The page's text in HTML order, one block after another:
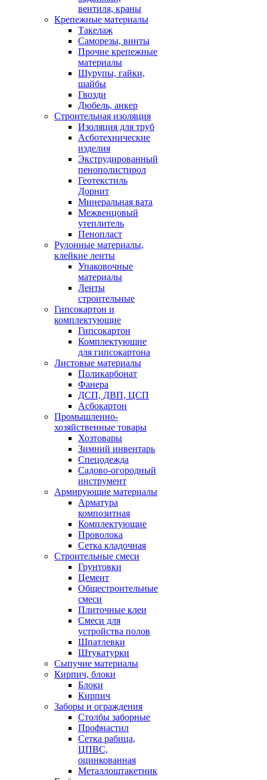
вентиля, краны
Крепежные материалы
Такелаж
Саморезы, винты
Прочие крепежные
материалы
Шурупы, гайки,
шайбы
Гвозди
Дюбель, анкер
Строительная изоляция
Изоляция для труб
Асботехнические
изделия
Экструдированный
пенополистирол
Геотекстиль
Дорнит
Минеральная вата
Межвенцовый
утеплитель
Пенопласт
Рулонные материалы,
клейкие ленты
Упаковочные
материалы
Ленты
строительные
Гипсокартон и
комплектующие
Гипсокартон
Комплектующие
для гипсокартона
Листовые материалы
Поликарбонат
Фанера
ДСП, ДВП, ЦСП
Асбокартон
Промышленно-
хозяйственные товары
Хозтовары
Зимний инвентарь
Спецодежда
Садово-огородный
инструмент
Армирующие материалы
Арматура
композитная
Комплектующие
Проволока
Сетка кладочная
Строительные смеси
Грунтовки
Цемент
Общестроительные
смеси
Плиточные клеи
Смеси для
устройства полов
Шпатлевки
Штукатурки
Сыпучие материалы
Кирпич, блоки
Блоки
Кирпич
Заборы и ограждения
Столбы заборные
Профнастил
Сетка рабица,
ЦПВС,
оцинкованная
Металлоштакетник